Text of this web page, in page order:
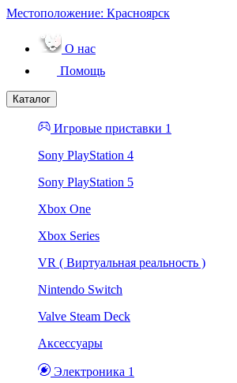
Местоположение: Красноярск
О нас
Помощь
Каталог
Игровые приставки 1
Sony PlayStation 4
Sony PlayStation 5
Xbox One
Xbox Series
VR ( Виртуальная реальность )
Nintendo Switch
Valve Steam Deck
Аксессуары
Электроника 1